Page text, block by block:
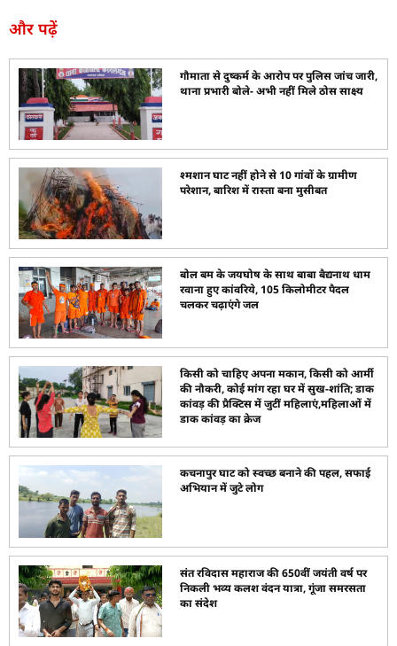
और पढ़ें
गौमाता से दुष्कर्म के आरोप पर पुलिस जांच जारी,
थाना प्रभारी बोले- अभी नहीं मिले ठोस साक्ष्य
श्मशान घाट नहीं होने से 10 गांवों के ग्रामीण
परेशान, बारिश में रास्ता बना मुसीबत
बोल बम के जयघोष के साथ बाबा बैद्यनाथ धाम
रवाना हुए कांवरिये, 105 किलोमीटर पैदल
चलकर चढ़ाएंगे जल
किसी को चाहिए अपना मकान, किसी को आर्मी
की नौकरी, कोई मांग रहा घर में सुख-शांति; डाक
कांवड़ की प्रैक्टिस में जुटीं महिलाएं,महिलाओं में
डाक कांवड़ का क्रेज
कचनापुर घाट को स्वच्छ बनाने की पहल, सफाई
अभियान में जुटे लोग
संत रविदास महाराज की 650वीं जयंती वर्ष पर
निकली भव्य कलश वंदन यात्रा, गूंजा समरसता
का संदेश